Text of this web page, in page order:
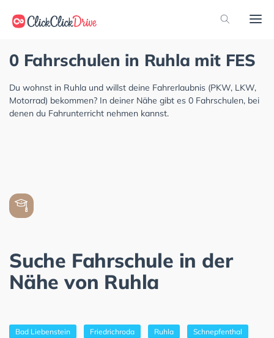
0 Fahrschulen in Ruhla mit FES
Du wohnst in Ruhla und willst deine Fahrerlaubnis (PKW, LKW,
Motorrad) bekommen? In deiner Nähe gibt es 0 Fahrschulen, bei
denen du Fahrunterricht nehmen kannst.
Suche Fahrschule in der
Nähe von Ruhla
Bad Liebenstein Friedrichroda Ruhla Schnepfenthal